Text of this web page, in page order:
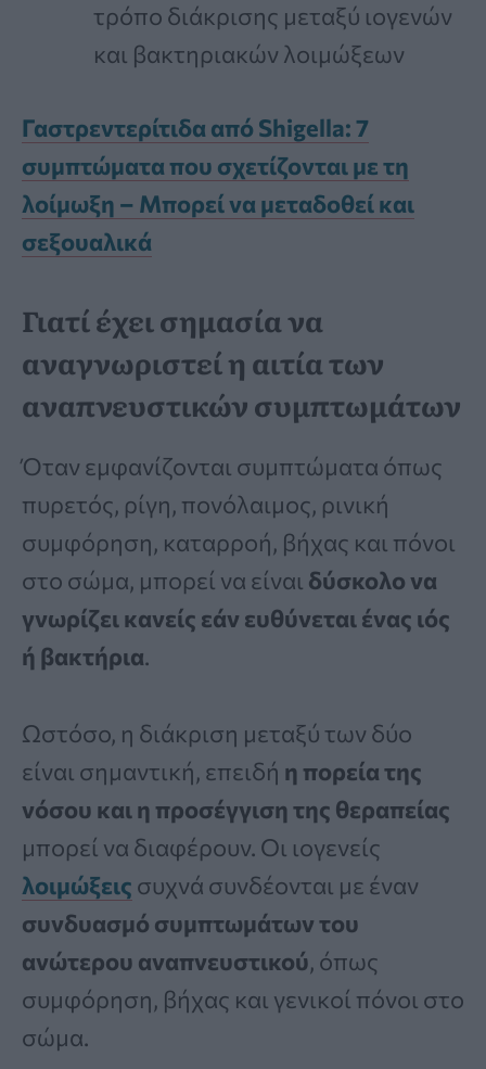
τρόπο διάκρισης μεταξύ ιογενών
και βακτηριακών λοιμώξεων
Γαστρεντερίτιδα από Shigella: 7
συμπτώματα που σχετίζονται με τη
λοίμωξη – Μπορεί να μεταδοθεί και
σεξουαλικά
Γιατί έχει σημασία να
αναγνωριστεί η αιτία των
αναπνευστικών συμπτωμάτων
Όταν εμφανίζονται συμπτώματα όπως
πυρετός, ρίγη, πονόλαιμος, ρινική
συμφόρηση, καταρροή, βήχας και πόνοι
στο σώμα, μπορεί να είναι δύσκολο να
γνωρίζει κανείς εάν ευθύνεται ένας ιός
ή βακτήρια.
Ωστόσο, η διάκριση μεταξύ των δύο
είναι σημαντική, επειδή η πορεία της
νόσου και η προσέγγιση της θεραπείας
μπορεί να διαφέρουν. Οι ιογενείς
λοιμώξεις συχνά συνδέονται με έναν
συνδυασμό συμπτωμάτων του
ανώτερου αναπνευστικού, όπως
συμφόρηση, βήχας και γενικοί πόνοι στο
σώμα.